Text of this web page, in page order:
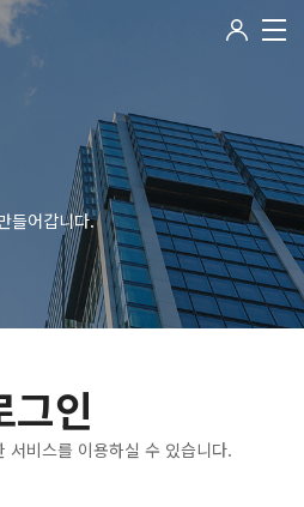
들어갑니다.
그인
서비스를 이용하실 수 있습니다.